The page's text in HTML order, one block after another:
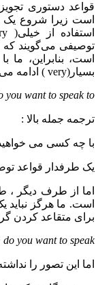
قواعد دستوری
است زیرا شروع
توصیفی می‌گویند که
است، بنابراین،
بسیار(very ) ادامه می‌دهیم.
you want to speak to?
ترجمه جمله بالا :
با چه کسی می
یک طرفدار قواعد
اما از طرف دیگر ،
است. ما هرگز نباید
برای متقاعد کردن
you want to speak?
اما این تصور را